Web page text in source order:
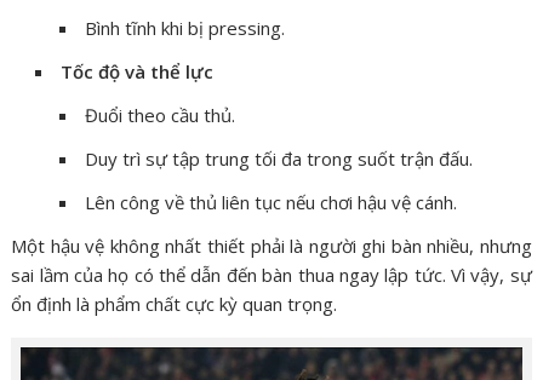
Bình tĩnh khi bị pressing.
Tốc độ và thể lực
Đuổi theo cầu thủ.
Duy trì sự tập trung tối đa trong suốt trận đấu.
Lên công về thủ liên tục nếu chơi hậu vệ cánh.
Một hậu vệ không nhất thiết phải là người ghi bàn nhiều, nhưng
sai lầm của họ có thể dẫn đến bàn thua ngay lập tức. Vì vậy, sự
ổn định là phẩm chất cực kỳ quan trọng.